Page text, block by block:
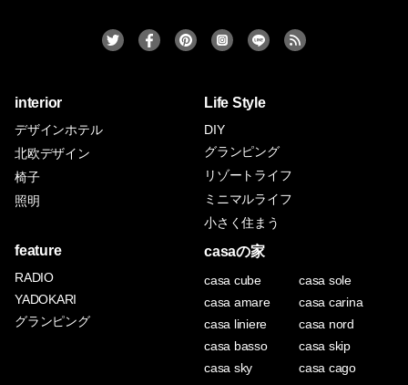
interior
デザインホテル
北欧デザイン
椅子
照明
Life Style
DIY
グランピング
リゾートライフ
ミニマルライフ
小さく住まう
feature
RADIO
YADOKARI
グランピング
casaの家
casa cube
casa sole
casa amare
casa carina
casa liniere
casa nord
casa basso
casa skip
casa sky
casa cago